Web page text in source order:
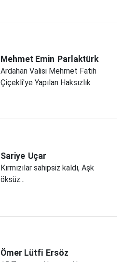
Mehmet Emin Parlaktürk
Ardahan Valisi Mehmet Fatih
Çiçekli'ye Yapılan Haksızlık
Sariye Uçar
Kırmızılar sahipsiz kaldı, Aşk
öksüz...
Ömer Lütfi Ersöz